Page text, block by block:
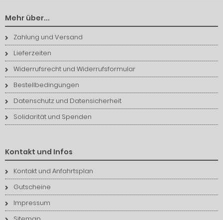
Mehr über...
Zahlung und Versand
Lieferzeiten
Widerrufsrecht und Widerrufsformular
Bestellbedingungen
Datenschutz und Datensicherheit
Solidarität und Spenden
Kontakt und Infos
Kontakt und Anfahrtsplan
Gutscheine
Impressum